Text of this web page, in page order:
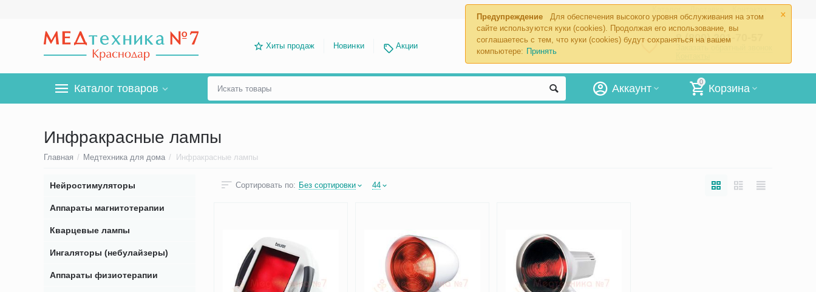
×
Предупреждение
Для обеспечения высокого уровня обслуживания на этом
сайте используются куки (cookies). Продолжая его использование, вы
соглашаетесь с тем, что куки (cookies) будут сохраняться на вашем
компьютере: Принять
Хиты продаж Новинки Акции
8 (800) 201-70-57
Каталог товаров
0
Корзина
Аккаунт
Инфракрасные лампы
Главная / Медтехника для дома / Инфракрасные лампы
Сортировать по: Без сортировки 44
Нейростимуляторы
Аппараты магнитотерапии
Кварцевые лампы
Ингаляторы (небулайзеры)
Аппараты физиотерапии